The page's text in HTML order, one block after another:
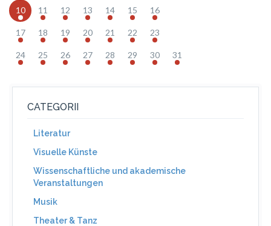
10 11 12 13 14 15 16
17 18 19 20 21 22 23
24 25 26 27 28 29 30 31
CATEGORII
Literatur
Visuelle Künste
Wissenschaftliche und akademische
Veranstaltungen
Musik
Theater & Tanz